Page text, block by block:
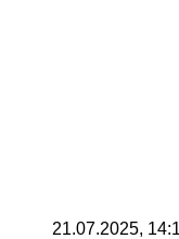
21.07.2025,